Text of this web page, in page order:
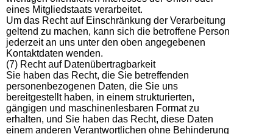
eines Mitgliedstaats verarbeitet.
Um das Recht auf Einschränkung der Verarbeitung
geltend zu machen, kann sich die betroffene Person
jederzeit an uns unter den oben angegebenen
Kontaktdaten wenden.
(7) Recht auf Datenübertragbarkeit
Sie haben das Recht, die Sie betreffenden
personenbezogenen Daten, die Sie uns
bereitgestellt haben, in einem strukturierten,
gängigen und maschinenlesbaren Format zu
erhalten, und Sie haben das Recht, diese Daten
einem anderen Verantwortlichen ohne Behinderung